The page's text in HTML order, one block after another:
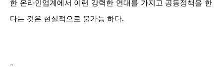
한 온라인업계에서 이런 강력한 연대를 가지고 공동정책을 한
다는 것은 현실적으로 불가능 하다.
-